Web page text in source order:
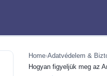
Home›Adatvédelem &
Hogyan figyeljük meg az